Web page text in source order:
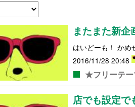
またまた新企
はいどーも！ かめ
2016/11/28 20:48
★フリーテー
店でも設定で